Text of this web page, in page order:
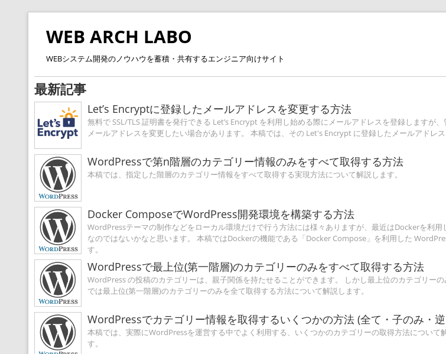
WEB ARCH LABO
WEBシステム開発のノウハウを蓄積・共有するエンジニア向けサイト
最新記事
Let’s Encryptに登録したメールアドレスを変更する方法
無料で SSL/TLS 証明書を発行できる Let’s Encrypt を利用し始める際にメールアドレスを登録しますが
メールアドレスを変更したい場合があります。 本稿では、その Let's Encrypt に登録したメールアドレ
WordPressで第n階層のカテゴリー情報のみをすべて取得する方法
本稿では、指定した階層のカテゴリー情報をすべて取得する実現方法について解説します。
Docker ComposeでWordPress開発環境を構築する方法
WordPressテーマの制作などをローカル環境だけで行う方法には様々ありますが、最近はDockerを利
なのではないかなと思います。 本稿ではDockerの機能である「Docker Compose」を利用した
す。
WordPressで最上位(第一階層)のカテゴリーのみをすべて取得する方法
WordPress の投稿のカテゴリーは、親子関係を持たせることができます。 しかし最上位のカテゴリー
では最上位(第一階層)のカテゴリーのみを全て取得する方法について解説します。
WordPressでカテゴリー情報を取得するいくつかの方法 (全て・子のみ・
本稿では、実際にWordPressを運営する中でよく利用する、いくつかのカテゴリーの取得方法について
す。